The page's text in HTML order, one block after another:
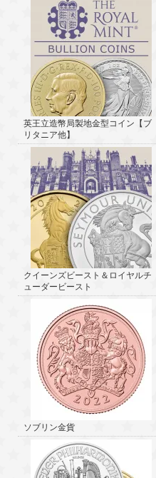
英王立造幣局製地金型コイン【ブ
リタニア他】
クイーンズビースト＆ロイヤルチ
ューダービースト
ソブリン金貨